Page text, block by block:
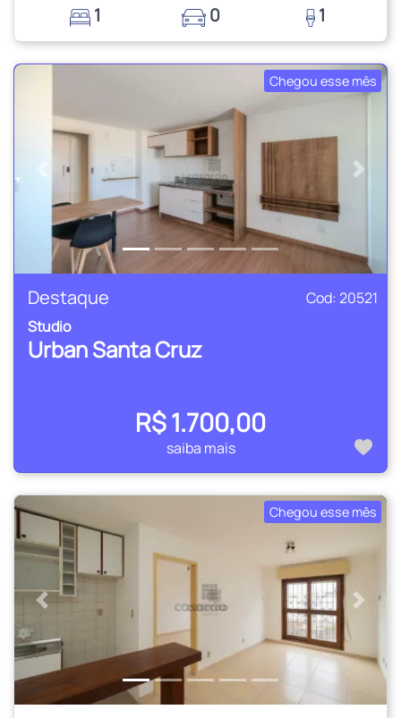
1 0 1
Chegou esse mês
Anterior
Destaque
Cod: 20521
Studio
Urban Santa Cruz
R$ 1.700,00
saiba mais
Chegou esse mês
Anterior